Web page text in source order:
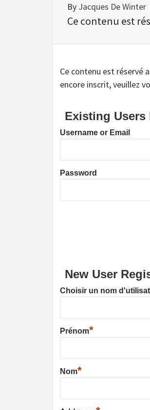
By Jacques De Winter
Ce contenu est
Ce contenu est réservé
encore inscrit, veuillez
Existing Users
Username or Email
Password
New User
Choisir un nom
Prénom*
Nom*